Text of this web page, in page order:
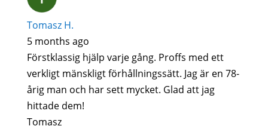
Tomasz H.
5 months ago
Förstklassig hjälp varje gång. Proffs med ett
verkligt mänskligt förhållningssätt. Jag är en 78-
årig man och har sett mycket. Glad att jag
hittade dem!
Tomasz